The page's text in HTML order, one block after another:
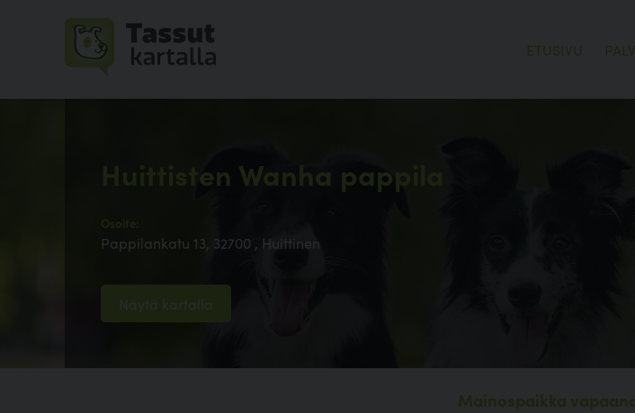
ETUSIVU
Huittisten Wanha pappila
Pappilankatu 13, 32700 , Huittinen
Näytä kartalla
Mainospaikka